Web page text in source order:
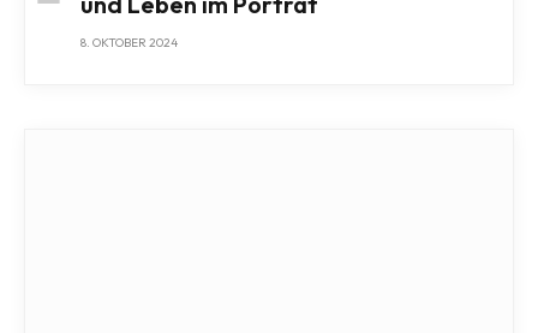
8. OKTOBER 2024